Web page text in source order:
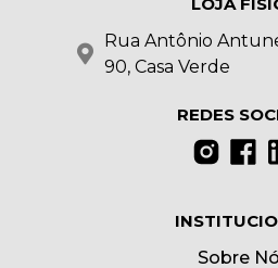
Rua Antônio
90, Casa Verde
REDES
Sobre